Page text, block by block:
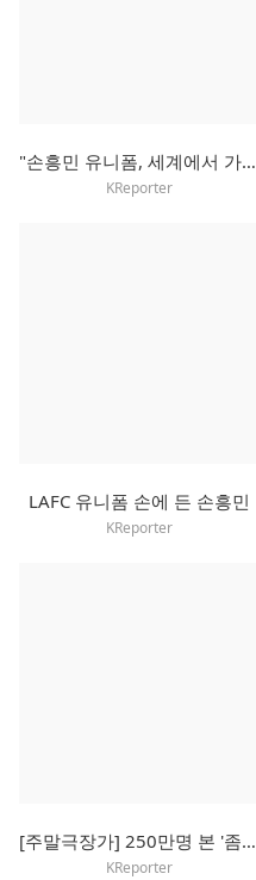
"손흥민 유니폼, 세계에서 가장 많이 팔려"
KReporter
LAFC 유니폼 손에 든 손흥민
KReporter
[주말극장가] 250만명 본 '좀비딸', 주말에도 흥행 독주 예고
KReporter